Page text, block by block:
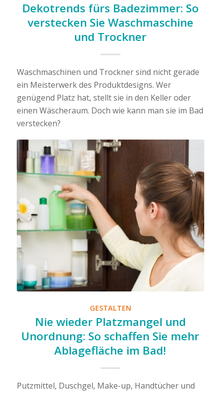
Dekotrends fürs Badezimmer: So
verstecken Sie Waschmaschine
und Trockner
Waschmaschinen und Trockner sind nicht gerade
ein Meisterwerk des Produktdesigns. Wer
genügend Platz hat, stellt sie in den Keller oder
einen Wäscheraum. Doch wie kann man sie im Bad
verstecken?
GESTALTEN
Nie wieder Platzmangel und
Unordnung: So schaffen Sie mehr
Ablagefläche im Bad!
Putzmittel, Duschgel, Make-up, Handtücher und